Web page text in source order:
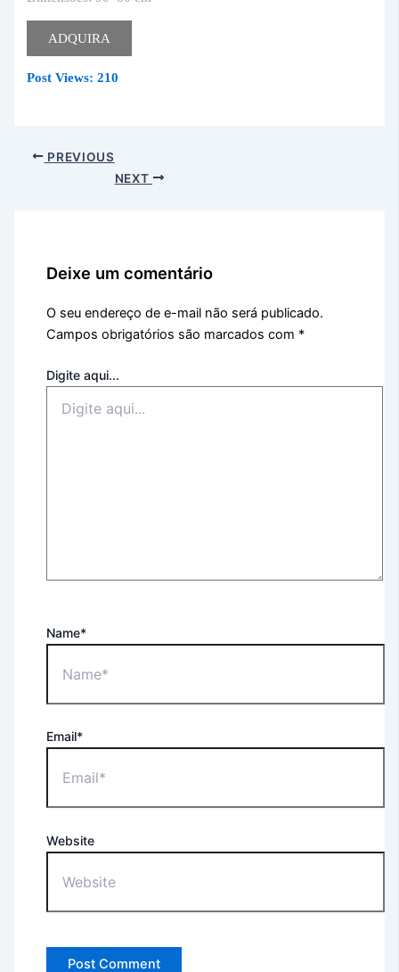
ADQUIRA
Post Views: 210
PREVIOUS
NEXT
Deixe um comentário
O seu endereço de e-mail não será publicado.
Campos obrigatórios são marcados com *
Digite aqui...
Name*
Email*
Website